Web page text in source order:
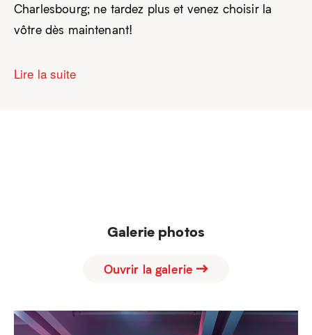
Charlesbourg; ne tardez plus et venez choisir la
vôtre dès maintenant!
Lire la suite
Galerie photos
Ouvrir la galerie